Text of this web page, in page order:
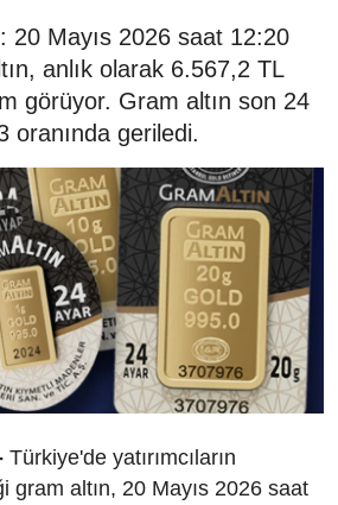
20 Mayıs 2026 saat 12:20
anlık olarak 6.567,2 TL
görüyor. Gram altın son 24
oranında geriledi.
Türkiye'de yatırımcıların
gram altın, 20 Mayıs 2026 saat